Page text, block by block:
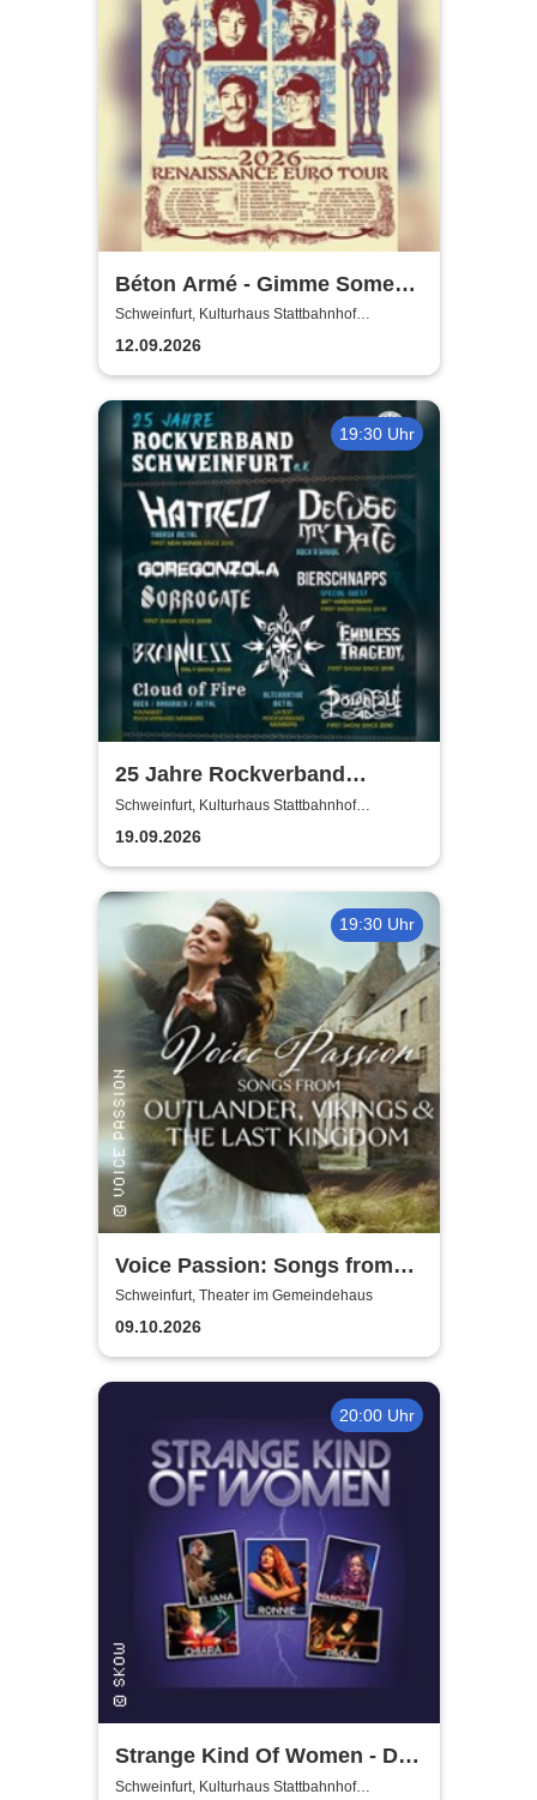
Béton Armé - Gimme Some
Action presents
Schweinfurt, Kulturhaus Stattbahnhof
Schweinfurt
12.09.2026
19:30 Uhr
25 Jahre Rockverband
Schweinfurt e.V.
Schweinfurt, Kulturhaus Stattbahnhof
Schweinfurt
19.09.2026
19:30 Uhr
Voice Passion: Songs from
Outlander, Vikings & The Last
Kingdom
Schweinfurt, Theater im Gemeindehaus
09.10.2026
20:00 Uhr
Strange Kind Of Women - Die
einzigen weiblichen Deep
Schweinfurt, Kulturhaus Stattbahnhof